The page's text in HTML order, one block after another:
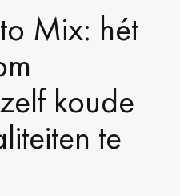
Mix: hét
koude
te